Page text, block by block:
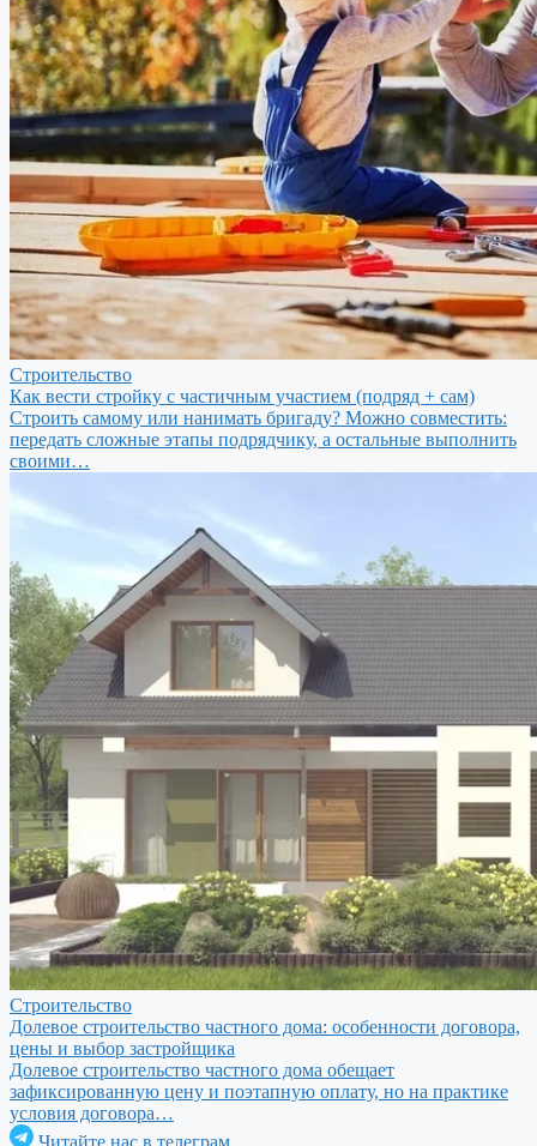
Строительство
Как вести стройку с частичным участием (подряд + сам)
Строить самому или нанимать бригаду? Можно совместить:
передать сложные этапы подрядчику, а остальные выполнить
своими…
Строительство
Долевое строительство частного дома: особенности договора,
цены и выбор застройщика
Долевое строительство частного дома обещает
зафиксированную цену и поэтапную оплату, но на практике
условия договора…